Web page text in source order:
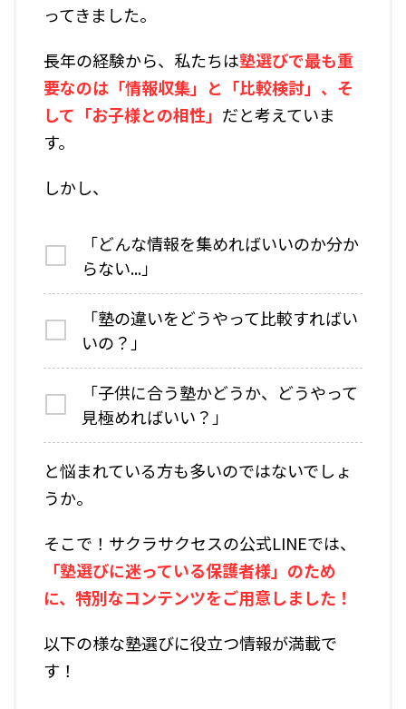
ってきました。
長年の経験から、私たちは塾選びで最も重
要なのは「情報収集」と「比較検討」、そ
して「お子様との相性」 だと考えていま
す。
しかし、
「どんな情報を集めればいいのか分か
らない...」
「塾の違いをどうやって比較すればい
いの？」
「子供に合う塾かどうか、どうやって
見極めればいい？」
と悩まれている方も多いのではないでしょ
うか。
そこで！サクラサクセスの公式LINEでは、
「塾選びに迷っている保護者様」のため
に、特別なコンテンツをご用意しました！
以下の様な塾選びに役立つ情報が満載で
す！